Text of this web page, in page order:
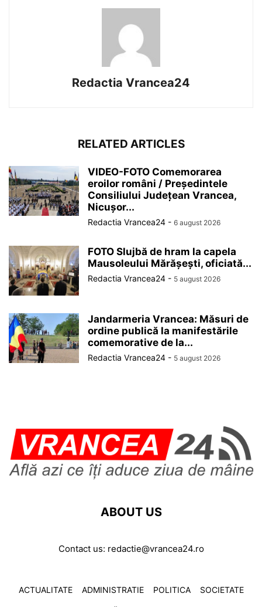
Redactia Vrancea24
RELATED ARTICLES
VIDEO-FOTO Comemorarea
eroilor români / Președintele
Consiliului Județean Vrancea,
Nicușor...
Redactia Vrancea24 - 6 august 2026
FOTO Slujbă de hram la capela
Mausoleului Mărășești, oficiată...
Redactia Vrancea24 - 5 august 2026
Jandarmeria Vrancea: Măsuri de
ordine publică la manifestările
comemorative de la...
Redactia Vrancea24 - 5 august 2026
ABOUT US
Contact us: redactie@vrancea24.ro
ACTUALITATE ADMINISTRATIE POLITICA SOCIETATE